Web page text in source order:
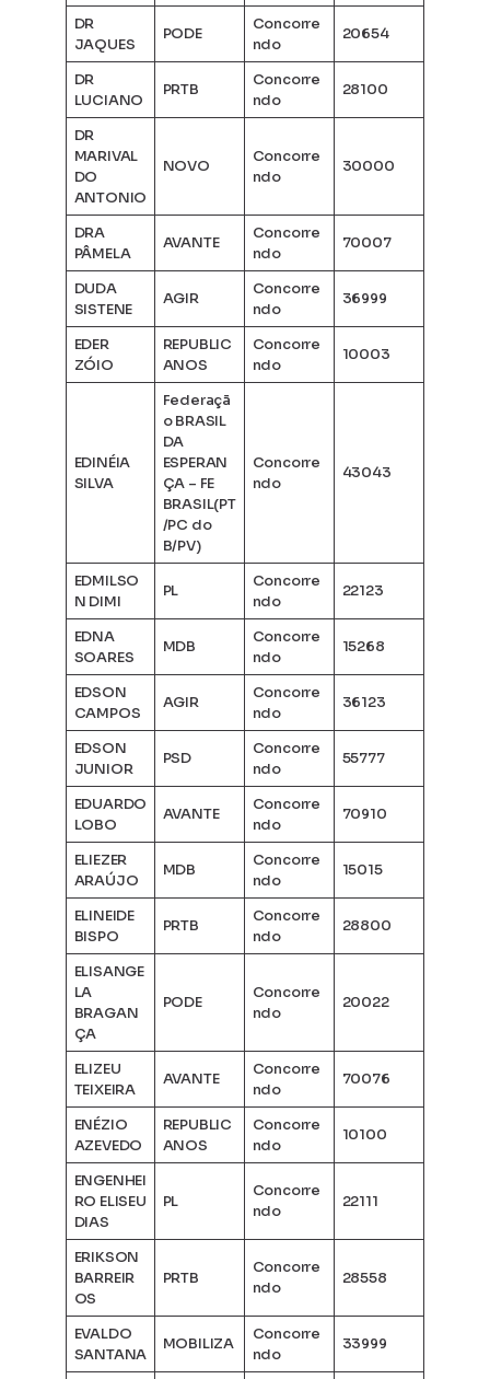
DR
JAQUES
PODE
Concorre
ndo
20654
DR
LUCIANO
PRTB
Concorre
ndo
28100
DR
MARIVAL
DO
ANTONIO
NOVO
Concorre
ndo
30000
DRA
PÂMELA
AVANTE
Concorre
ndo
70007
DUDA
SISTENE
AGIR
Concorre
ndo
36999
EDER
ZÓIO
REPUBLIC
ANOS
Concorre
ndo
10003
EDINÉIA
SILVA
Federaçã
o BRASIL
DA
ESPERAN
ÇA – FE
BRASIL(PT
/PC do
B/PV)
Concorre
ndo
43043
EDMILSO
N DIMI
PL
Concorre
ndo
22123
EDNA
SOARES
MDB
Concorre
ndo
15268
EDSON
CAMPOS
AGIR
Concorre
ndo
36123
EDSON
JUNIOR
PSD
Concorre
ndo
55777
EDUARDO
LOBO
AVANTE
Concorre
ndo
70910
ELIEZER
ARAÚJO
MDB
Concorre
ndo
15015
ELINEIDE
BISPO
PRTB
Concorre
ndo
28800
ELISANGE
LA
BRAGAN
ÇA
PODE
Concorre
ndo
20022
ELIZEU
TEIXEIRA
AVANTE
Concorre
ndo
70076
ENÉZIO
AZEVEDO
REPUBLIC
ANOS
Concorre
ndo
10100
ENGENHEI
RO ELISEU
DIAS
PL
Concorre
ndo
22111
ERIKSON
BARREIR
OS
PRTB
Concorre
ndo
28558
EVALDO
SANTANA
MOBILIZA
Concorre
ndo
33999